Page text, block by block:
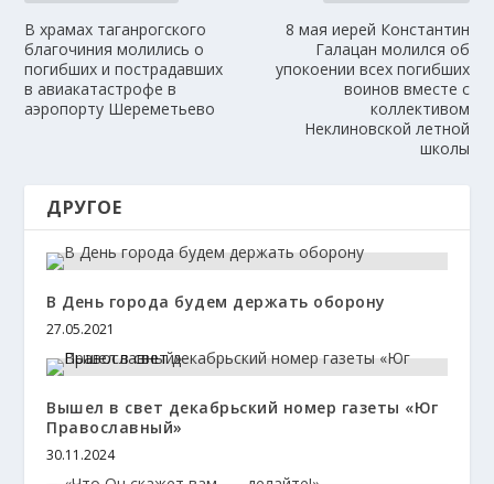
В храмах таганрогского
благочиния молились о
погибших и пострадавших
в авиакатастрофе в
аэропорту Шереметьево
8 мая иерей Константин
Галацан молился об
упокоении всех погибших
воинов вместе с
коллективом
Неклиновской летной
школы
ДРУГОЕ
В День города будем держать оборону
27.05.2021
Вышел в свет декабрьский номер газеты «Юг
Православный»
30.11.2024